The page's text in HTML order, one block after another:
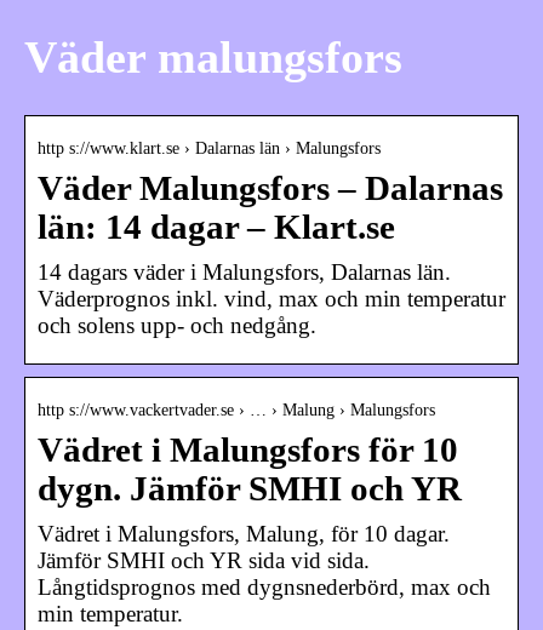
Väder malungsfors
http s://www.klart.se › Dalarnas län › Malungsfors
Väder Malungsfors – Dalarnas
län: 14 dagar – Klart.se
14 dagars väder i Malungsfors, Dalarnas län.
Väderprognos inkl. vind, max och min temperatur
och solens upp- och nedgång.
http s://www.vackertvader.se › … › Malung › Malungsfors
Vädret i Malungsfors för 10
dygn. Jämför SMHI och YR
Vädret i Malungsfors, Malung, för 10 dagar.
Jämför SMHI och YR sida vid sida.
Långtidsprognos med dygnsnederbörd, max och
min temperatur.